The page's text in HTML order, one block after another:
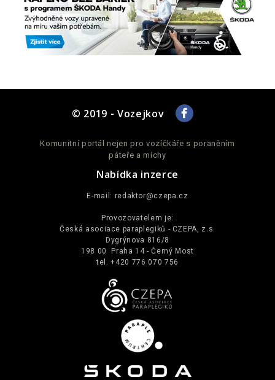
© 2019 - Vozejkov
Komunitní portál nejen pro vozíčkáře s poraněním
páteře a míchy
Nabídka inzerce
E-mail: redaktor@czepa.cz
Provozovatelem je:
Česká asociace paraplegiků - CZEPA, z.s.
Dygrýnova 816/8
198 00 Praha 14 - Černý Most
tel. +420 776 070 756